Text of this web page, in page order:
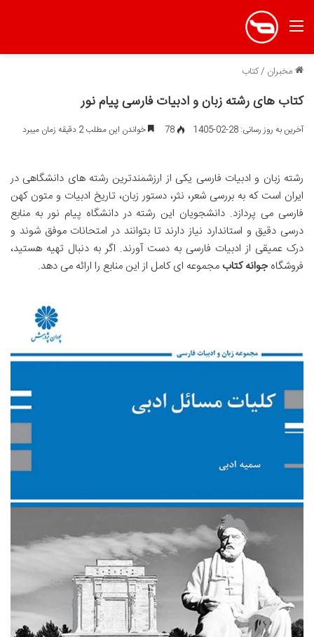
منو
مخبران /کتاب
کتاب های رشته زبان و ادبیات فارسی پیام نور
آخرین به روز رسانی: 28-02-1405 78 خواندن این مطلب 2 دقیقه زمان میبرد
رشته زبان و ادبیات فارسی یکی از ارزشمندترین رشته های دانشگاهی در
ایران است که به بررسی شعر، نثر، دستور زبان، تاریخ ادبیات و متون کهن
فارسی می پردازد. دانشجویان این رشته در دانشگاه پیام نور به منابع
درسی دقیق و استاندارد نیاز دارند تا بتوانند در امتحانات موفق شوند و
درک عمیقی از ادبیات فارسی به دست آورند. اگر به دنبال تهیه هستید،
فروشگاهجوانه کتاب مجموعه ای کامل از این منابع را ارائه می دهد.